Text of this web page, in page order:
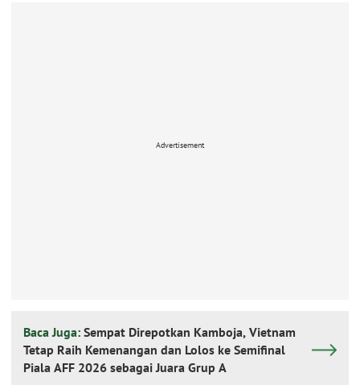
Advertisement
Baca Juga: Sempat Direpotkan Kamboja, Vietnam
Tetap Raih Kemenangan dan Lolos ke Semifinal
Piala AFF 2026 sebagai Juara Grup A